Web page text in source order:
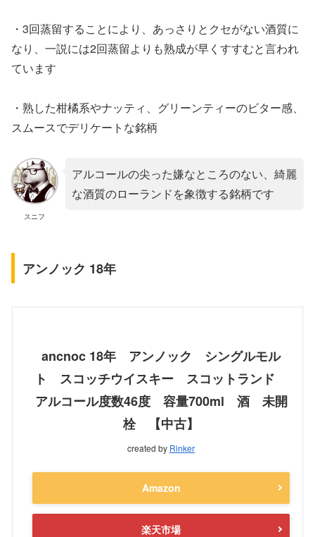
・3回蒸留することにより、あっさりとクセがない酒質に
なり、一説には2回蒸留よりも熟成が早くすすむと言われ
ています
・熟した柑橘系やナッティ、グリーンティーのビター感、
スムースでデリケートな銘柄
スニフ
アルコールの尖った嫌なところのない、綺麗
な酒質のローランドを象徴する銘柄です
アンノック 18年
ancnoc 18年 アンノック シングルモル
ト スコッチウイスキー スコットランド
アルコール度数46度 容量700ml 酒 未開
栓 【中古】
created by Rinker
Amazon
楽天市場